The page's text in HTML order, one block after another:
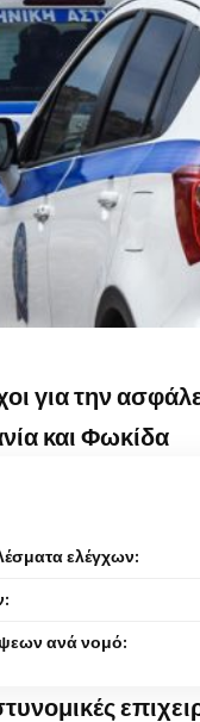
για την
και Φωκίδα
ελέγχων:
ανά νομό: